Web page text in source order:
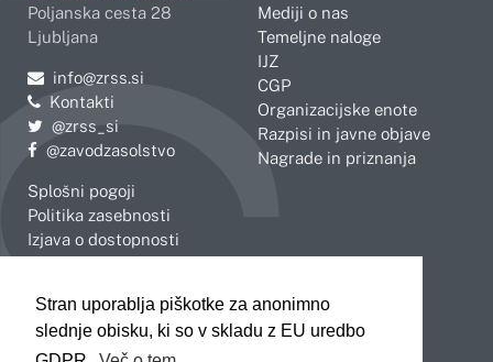
Stran uporablja piškotke za anonimno
slednje obisku, ki so v skladu z EU uredbo
Poljanska cesta 28
Ljubljana
Pošljite e-mail na
info@zrss.si
Kontakti
Pojdite na Twitter:
@zrss_si
Pojdite na Facebook:
@zavodzasolstvo
Splošni pogoji
Politika zasebnosti
Izjava o dostopnosti
Mediji o nas
Temeljne naloge
IJZ
CGP
Organizacijske enote
Razpisi in javne objave
Nagrade in priznanja
Celje
Koper
Kranj
Novo mesto
Slovenj Gradec